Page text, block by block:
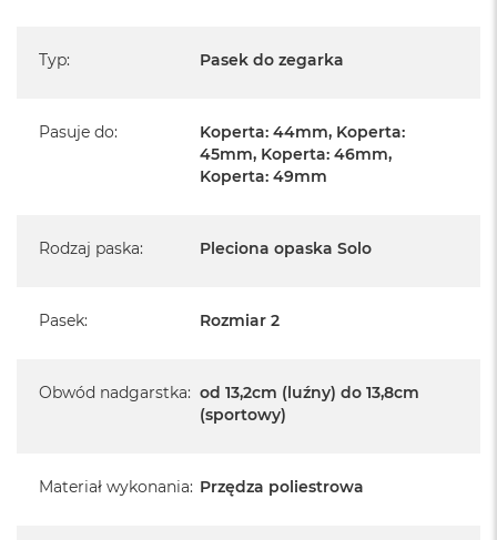
o
i
B
k
A
M
c
Typ: Pasek do zegarka
Pasuje do:
Koperta: 44mm, Koperta:
45mm, Koperta: 46mm,
Koperta: 49mm
Rodzaj paska: Pleciona opaska Solo
Pasek: Rozmiar 2
Obwód nadgarstka: od 13,2cm (luźny) do 13,8cm
(sportowy)
Materiał wykonania: Przędza poliestrowa